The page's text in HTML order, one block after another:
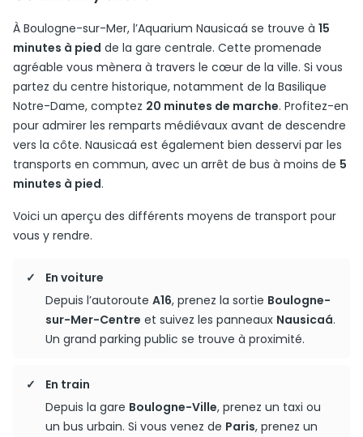
À Boulogne-sur-Mer, l’Aquarium Nausicaá se trouve à 15
minutes à pied de la gare centrale. Cette promenade
agréable vous mènera à travers le cœur de la ville. Si vous
partez du centre historique, notamment de la Basilique
Notre-Dame, comptez 20 minutes de marche. Profitez-en
pour admirer les remparts médiévaux avant de descendre
vers la côte. Nausicaá est également bien desservi par les
transports en commun, avec un arrêt de bus à moins de 5
minutes à pied.
Voici un aperçu des différents moyens de transport pour
vous y rendre.
En voiture
Depuis l’autoroute A16, prenez la sortie Boulogne-
sur-Mer-Centre et suivez les panneaux Nausicaá.
Un grand parking public se trouve à proximité.
En train
Depuis la gare Boulogne-Ville, prenez un taxi ou
un bus urbain. Si vous venez de Paris, prenez un